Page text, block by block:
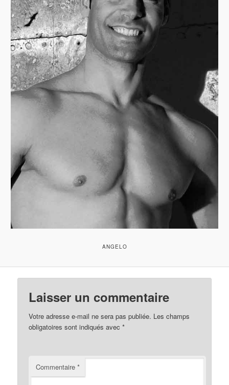
ANGELO
Laisser un commentaire
Votre adresse e-mail ne sera pas publiée. Les champs
obligatoires sont indiqués avec*
Commentaire*